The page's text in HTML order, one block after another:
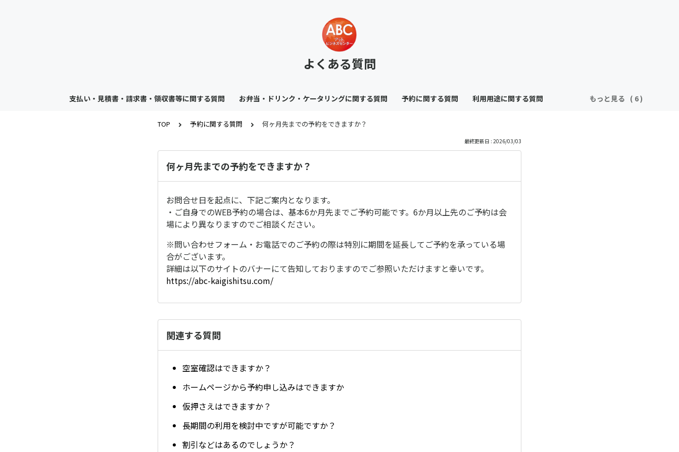
よくある質問
支払い・見積書・請求書・領収書等に関する質問 お弁当・ドリンク・ケータリングに関する質問 予約に関する質問 利用用途に関する質問 もっと見る
TOP 予約に関する質問 何ヶ月先までの予約をできますか？
最終更新日 : 2026/03/03
何ヶ月先までの予約をできますか？
お問合せ日を起点に、下記ご案内となります。
・ご自身でのWEB予約の場合は、基本6か月先までご予約可能です。6か月以上先のご予約は会
場により異なりますのでご相談ください。
※問い合わせフォーム・お電話でのご予約の際は特別に期間を延長してご予約を承っている場
合がございます。
詳細は以下のサイトのバナーにて告知しておりますのでご参照いただけますと幸いです。
https://abc-kaigishitsu.com/
関連する質問
空室確認はできますか？
ホームページから予約申し込みはできますか
仮押さえはできますか？
長期間の利用を検討中ですが可能ですか？
割引などはあるのでしょうか？